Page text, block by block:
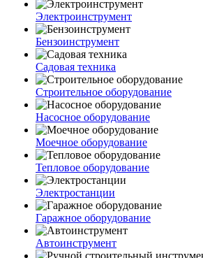
Электроинструмент
Бензоинструмент
Садовая техника
Строительное оборудование
Насосное оборудование
Моечное оборудование
Тепловое оборудование
Электростанции
Гаражное оборудование
Автоинструмент